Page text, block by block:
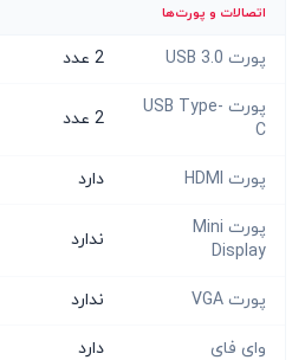
اتصالات و پورت‌ها
پورت USB 3.0 2 عدد
پورت USB Type-
C
2 عدد
پورت HDMI دارد
پورت Mini
Display
ندارد
پورت VGA ندارد
وای فای دارد